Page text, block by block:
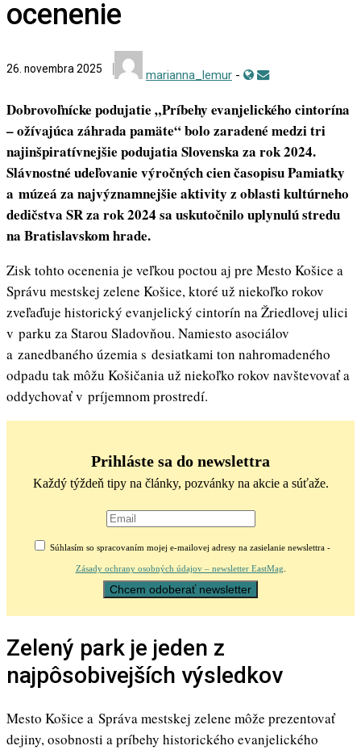
ocenenie
26. novembra 2025 marianna_lemur -
Dobrovoľnícke podujatie „Príbehy evanjelického cintorína
– ožívajúca záhrada pamäte“ bolo zaradené medzi tri
najinšpiratívnejšie podujatia Slovenska za rok 2024.
Slávnostné udeľovanie výročných cien časopisu Pamiatky
a múzeá za najvýznamnejšie aktivity z oblasti kultúrneho
dedičstva SR za rok 2024 sa uskutočnilo uplynulú stredu
na Bratislavskom hrade.
Zisk tohto ocenenia je veľkou poctou aj pre Mesto Košice a
Správu mestskej zelene Košice, ktoré už niekoľko rokov
zveľaďuje historický evanjelický cintorín na Žriedlovej ulici
v parku za Starou Sladovňou. Namiesto asociálov
a zanedbaného územia s desiatkami ton nahromadeného
odpadu tak môžu Košičania už niekoľko rokov navštevovať a
oddychovať v príjemnom prostredí.
Prihláste sa do newslettra
Každý týždeň tipy na články, pozvánky na akcie a súťaže.
Súhlasím so spracovaním mojej e-mailovej adresy na zasielanie newslettra -
Zásady ochrany osobných údajov – newsletter EastMag
Zelený park je jeden z
najpôsobivejších výsledkov
Mesto Košice a Správa mestskej zelene môže prezentovať
dejiny, osobnosti a príbehy historického evanjelického